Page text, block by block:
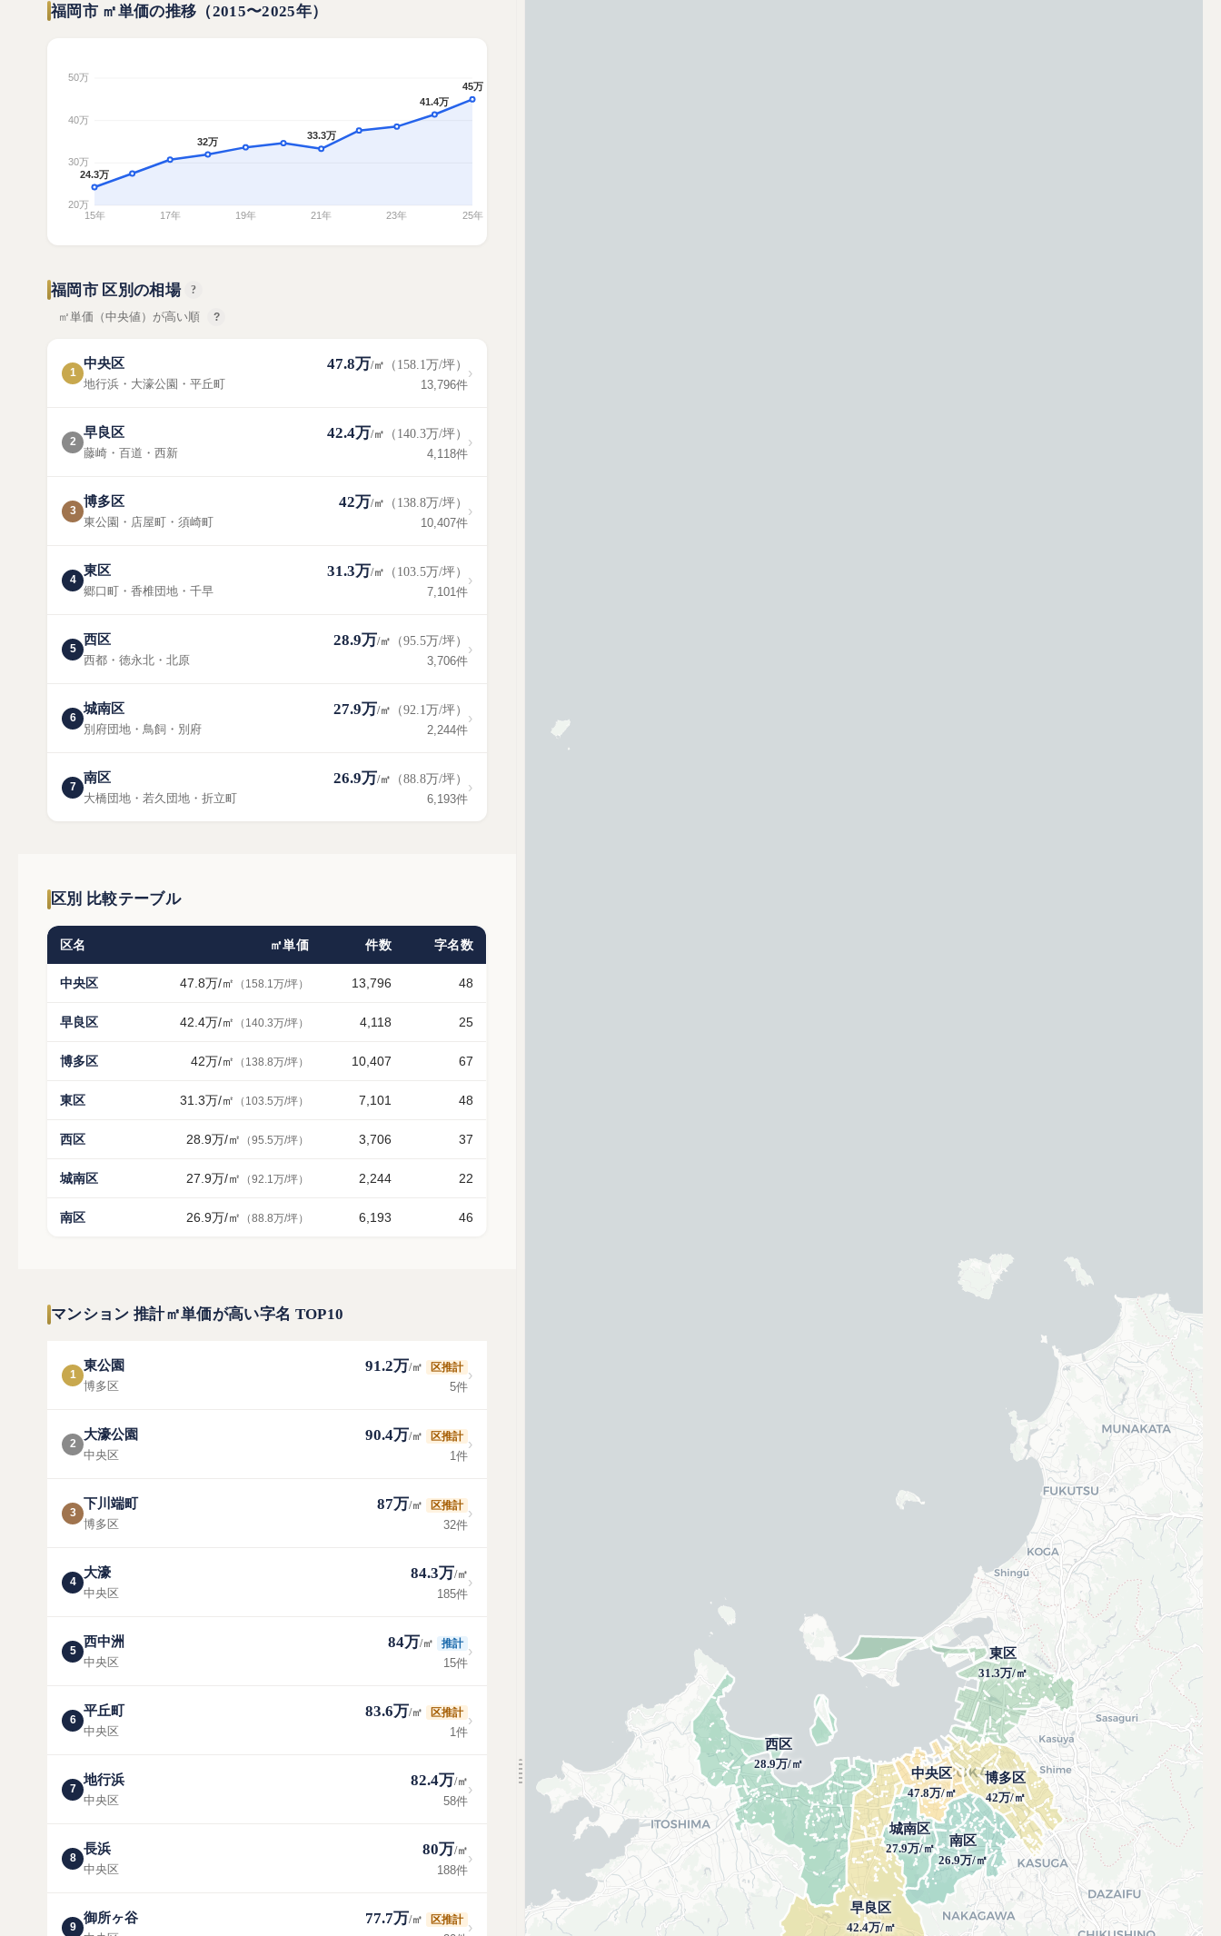
福岡市 ㎡単価の推移（2015〜2025年）
福岡市 区別の相場 ?
㎡単価（中央値）が高い順 ?
1
中央区
地行浜・大濠公園・平丘町
47.8万/㎡ （158.1万/坪）
13,796件
›
2
早良区
藤崎・百道・西新
42.4万/㎡ （140.3万/坪）
4,118件
›
3
博多区
東公園・店屋町・須崎町
42万/㎡ （138.8万/坪）
10,407件
›
4
東区
郷口町・香椎団地・千早
31.3万/㎡ （103.5万/坪）
7,101件
›
5
西区
西都・徳永北・北原
28.9万/㎡ （95.5万/坪）
3,706件
›
6
城南区
別府団地・鳥飼・別府
27.9万/㎡ （92.1万/坪）
2,244件
›
7
南区
大橋団地・若久団地・折立町
26.9万/㎡ （88.8万/坪）
6,193件
›
区別 比較テーブル
区名 ㎡単価 件数 字名数
中央区 47.8万/㎡ （158.1万/坪） 13,796 48
早良区 42.4万/㎡ （140.3万/坪） 4,118 25
博多区 42万/㎡ （138.8万/坪） 10,407 67
東区 31.3万/㎡ （103.5万/坪） 7,101 48
西区 28.9万/㎡ （95.5万/坪） 3,706 37
城南区 27.9万/㎡ （92.1万/坪） 2,244 22
南区 26.9万/㎡ （88.8万/坪） 6,193 46
マンション 推計㎡単価が高い字名 TOP10
1
東公園
博多区
91.2万/㎡ 区推計
5件
›
2
大濠公園
中央区
90.4万/㎡ 区推計
1件
›
3
下川端町
博多区
87万/㎡ 区推計
32件
›
4
大濠
中央区
84.3万/㎡
185件
›
5
西中洲
中央区
84万/㎡ 推計
15件
›
6
平丘町
中央区
83.6万/㎡ 区推計
1件
›
7
地行浜
中央区
82.4万/㎡
58件
›
8
長浜
中央区
80万/㎡
188件
›
9
御所ヶ谷 77.7万/㎡ 区推計 ›
東区
31.3万/㎡
博多区
42万/㎡
中央区
47.8万/㎡
南区
26.9万/㎡
西区
28.9万/㎡
城南区
27.9万/㎡
早良区
42.4万/㎡